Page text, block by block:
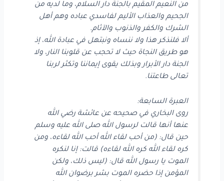
من النعيم المقيم بالجنة دار السلام، وما لديه من
الجحيم والعذاب الأليم لفاسدي عباده وهم أهل
الشرك والكفر والذنوب والآثام.
ألا فلنذكر هذا ولا ننساه ونبتهل في عبادة الله، إذ
هو طريق النجاة حيث لا تحجب عن قلوبنا النار، ولا
الجنة دار الأبرار وبذلك يقوى إيماننا وتكثر لربنا
تعالى طاعتنا.
العبرة السابعة:
روى البخاري في صحيحه عن عائشة رضي الله
عنها أنها قالت لرسول الله صلى الله عليه وسلم
حين قال: (من أحب لقاء الله أحب الله لقاءه، ومن
كره لقاء الله كره الله لقاءه) قالت: إنا لنكره
الموت يا رسول الله قال: (ليس ذلك، ولكن
المؤمن إذا حضره الموت بشر برضوان الله